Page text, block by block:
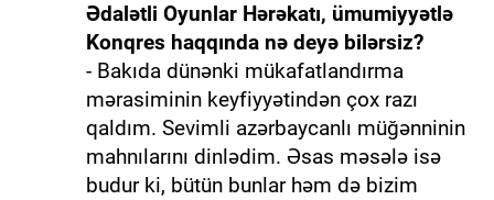
Ədalətli Oyunlar Hərəkatı, ümumiyyətlə
Konqres haqqında nə deyə bilərsiz?
- Bakıda dünənki mükafatlandırma
mərasiminin keyfiyyətindən çox razı
qaldım. Sevimli azərbaycanlı müğənninin
mahnılarını dinlədim. Əsas məsələ isə
budur ki, bütün bunlar həm də bizim